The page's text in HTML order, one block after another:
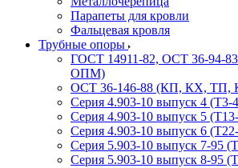
Парапеты для кровли
Фальцевая кровля
Трубные опоры
ГОСТ 14911-82, ОСТ 36-
ОПМ)
ОСТ 36-146-88 (КП, КХ, ТП,
Серия 4.903-10 выпуск 4 (Т3-
Серия 4.903-10 выпуск 5
Серия 4.903-10 выпуск 6
Серия 5.903-10 выпуск 7-95
Серия 5.903-10 выпуск 8-95